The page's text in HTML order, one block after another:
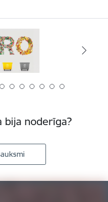
bija noderīga?